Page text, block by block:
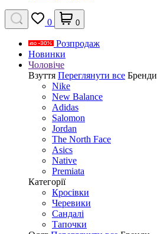
0 0
Розпродаж
Новинки
Чоловіче
Взуття Переглянути все Бренди
Nike
New Balance
Adidas
Salomon
Jordan
The North Face
Asics
Native
Premiata
Категорії
Кросівки
Черевики
Сандалі
Tапочки